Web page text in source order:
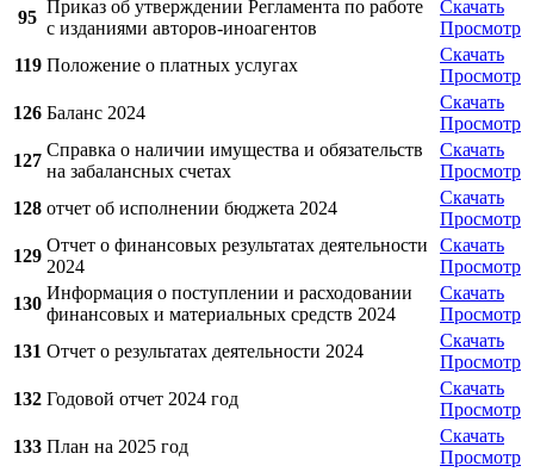
95
Приказ об утверждении Регламента по работе
с изданиями авторов-иноагентов
Скачать
Просмотр
119 Положение о платных услугах
Скачать
Просмотр
126 Баланс 2024
Скачать
Просмотр
127
Справка о наличии имущества и обязательств
на забалансных счетах
Скачать
Просмотр
128 отчет об исполнении бюджета 2024
Скачать
Просмотр
129
Отчет о финансовых результатах деятельности
2024
Скачать
Просмотр
130
Информация о поступлении и расходовании
финансовых и материальных средств 2024
Скачать
Просмотр
131 Отчет о результатах деятельности 2024
Скачать
Просмотр
132 Годовой отчет 2024 год
Скачать
Просмотр
133 План на 2025 год
Скачать
Просмотр